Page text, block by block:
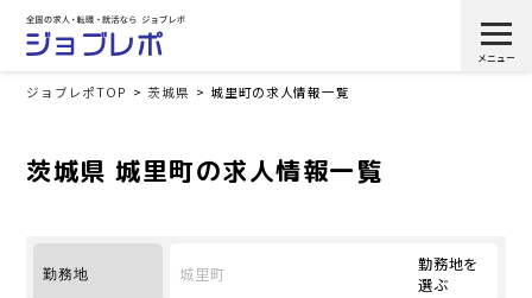
ジョブレポTOP 茨城県 城里町の求人情報一覧
茨城県 城里町の求人情報一覧
勤務地 城里町
勤務地を
選ぶ